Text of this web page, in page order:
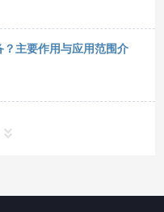
主要作用与应用范围介